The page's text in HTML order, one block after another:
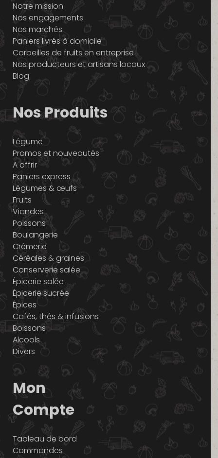
Notre mission
Nos engagements
Nos marchés
Paniers livrés à domicile
Corbeilles de fruits en entreprise
Nos producteurs et artisans locaux
Blog
Nos Produits
Légume
Promos et nouveautés
A offrir
Paniers express
Légumes & œufs
Fruits
Viandes
Poissons
Boulangerie
Crémerie
Céréales & graines
Conserverie salée
Épicerie salée
Épicerie sucrée
Épices
Cafés, thés & infusions
Boissons
Alcools
Divers
Mon
Compte
Tableau de bord
Commandes